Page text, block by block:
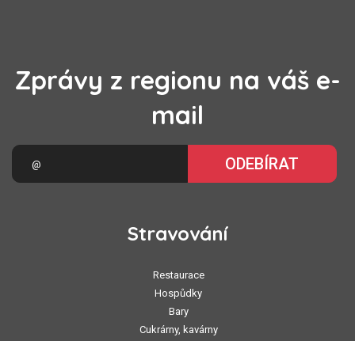
Zprávy z regionu na váš e-
mail
ODEBÍRAT
Stravování
Restaurace
Hospůdky
Bary
Cukrárny, kavárny